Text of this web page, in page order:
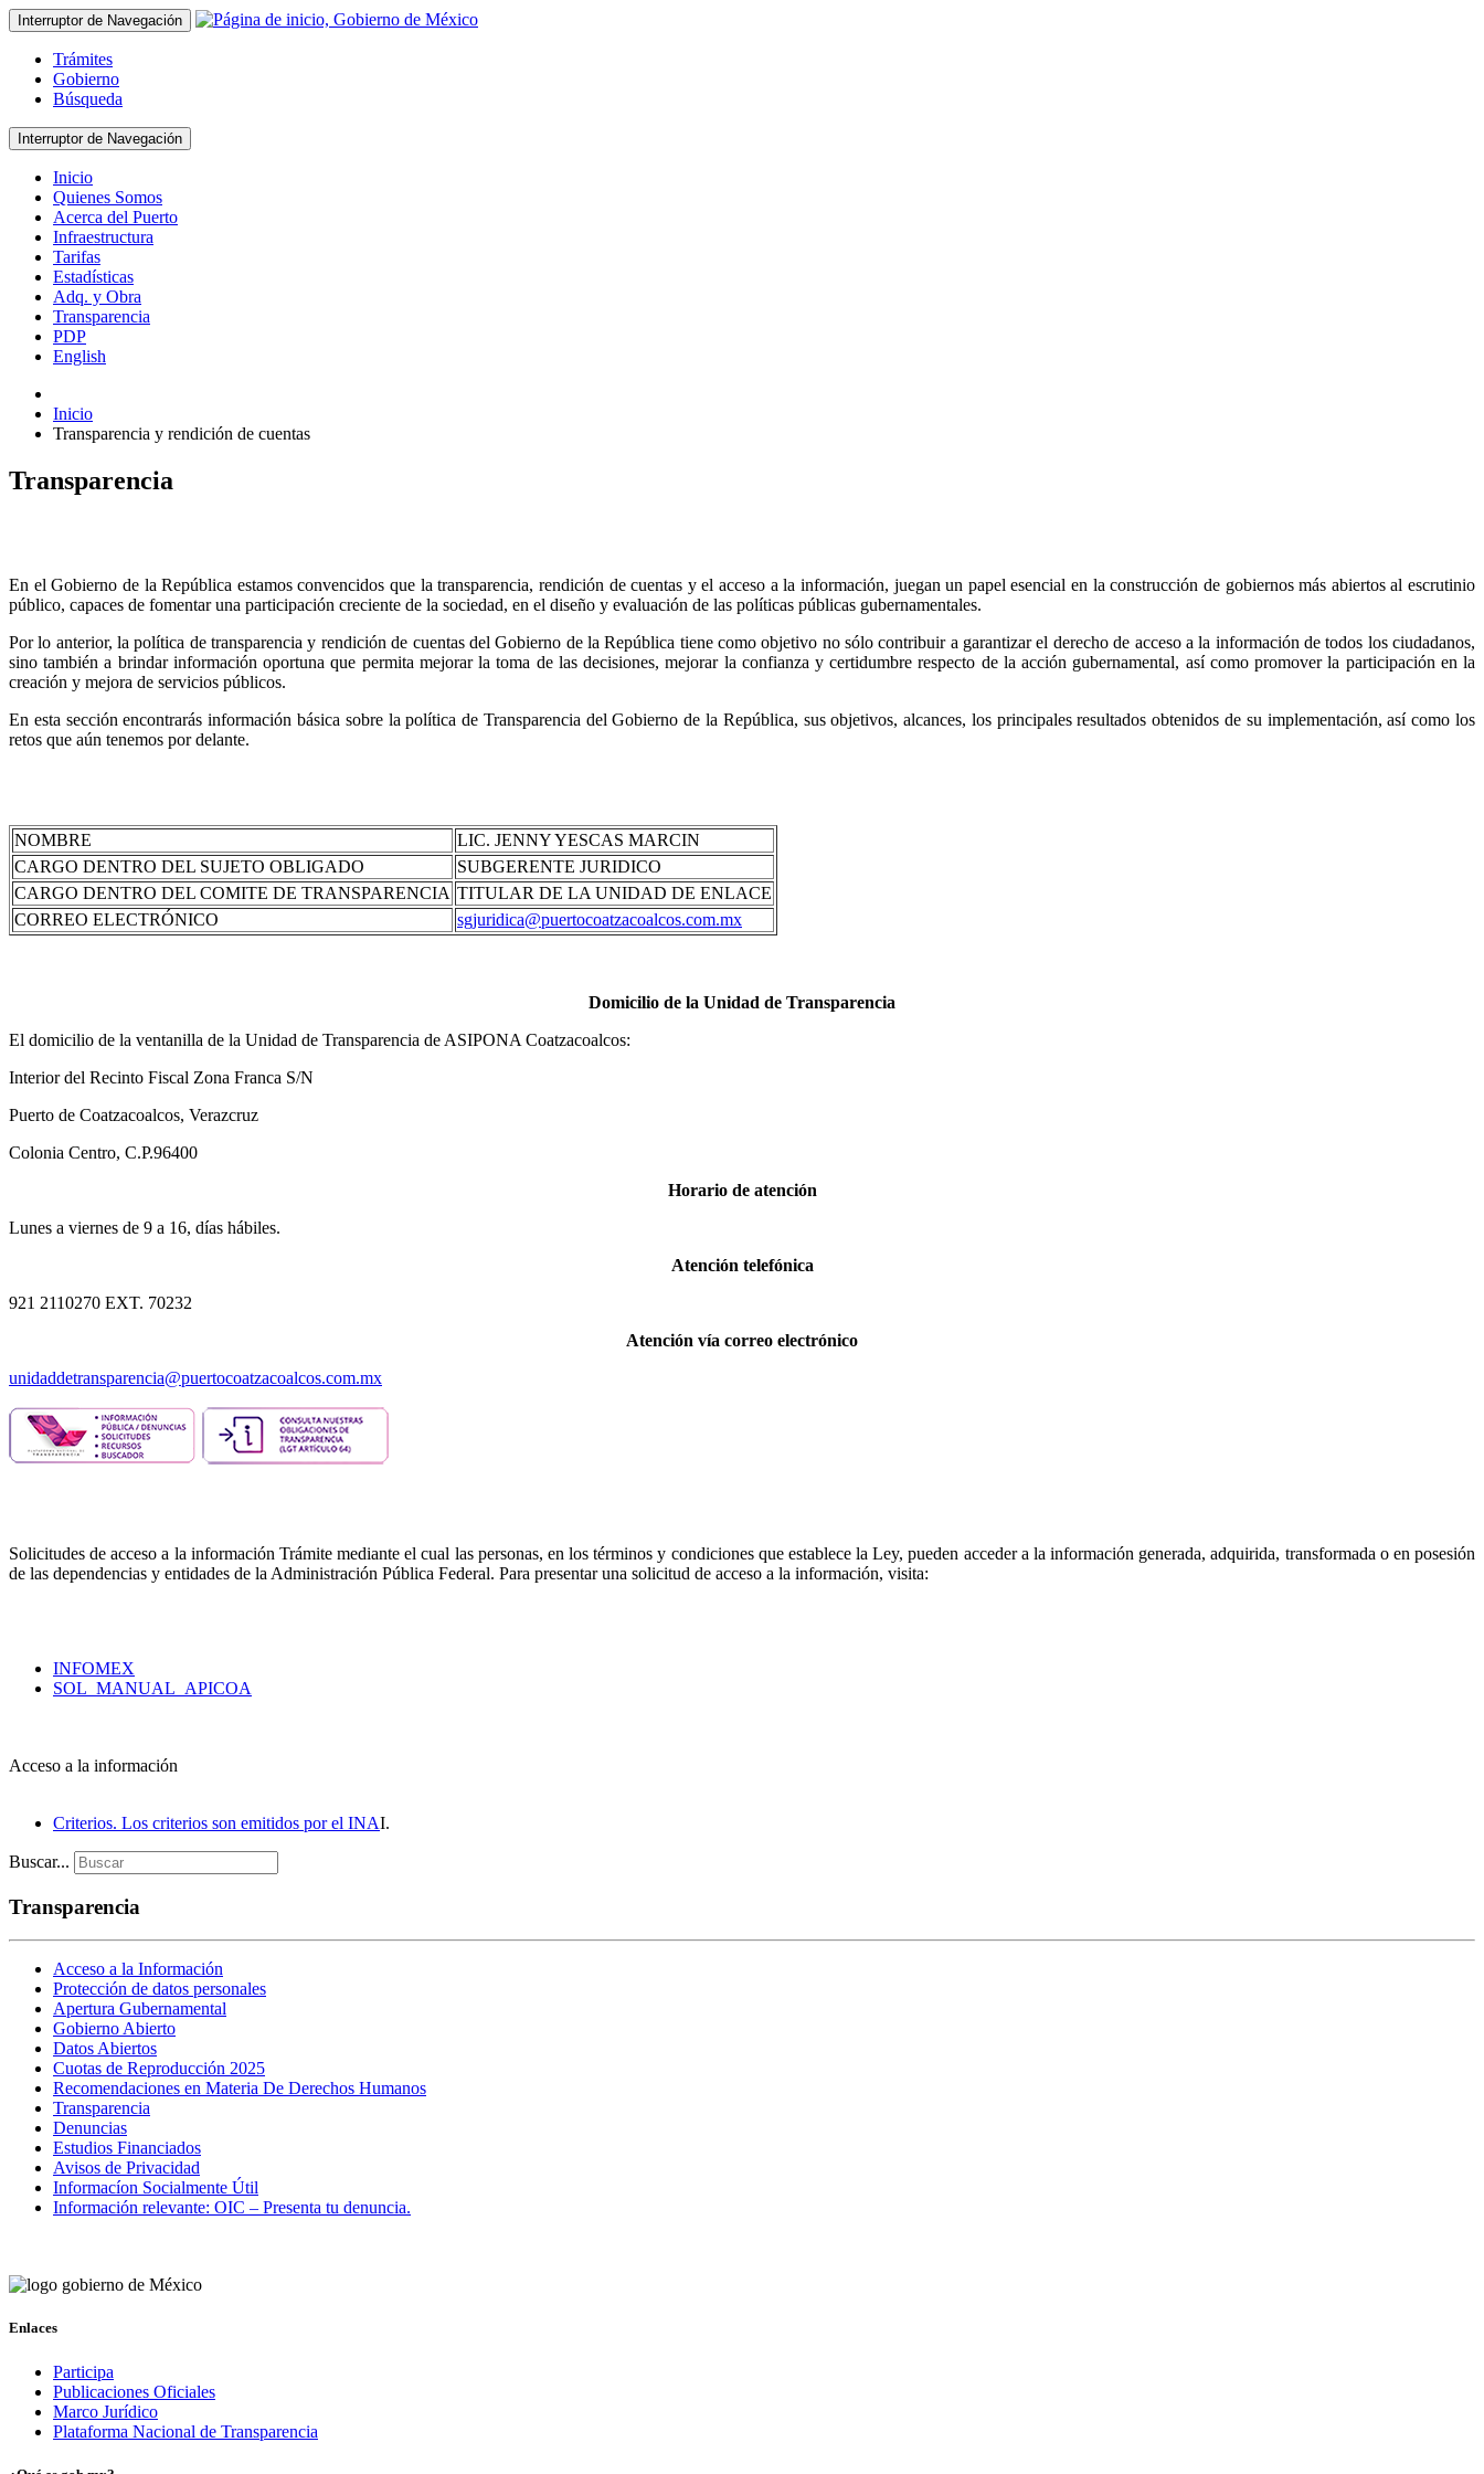
Interruptor de Navegación
Trámites
Gobierno
Búsqueda
Interruptor de Navegación
Inicio
Quienes Somos
Acerca del Puerto
Infraestructura
Tarifas
Estadísticas
Adq. y Obra
Transparencia
PDP
English
Inicio
Transparencia y rendición de cuentas
Transparencia
En el Gobierno de la República estamos convencidos que la transparencia, rendición de cuentas y el acceso a la información, juegan un papel esencial en la construcción de gobiernos más abiertos al escrutinio
público, capaces de fomentar una participación creciente de la sociedad, en el diseño y evaluación de las políticas públicas gubernamentales.
Por lo anterior, la política de transparencia y rendición de cuentas del Gobierno de la República tiene como objetivo no sólo contribuir a garantizar el derecho de acceso a la información de todos los ciudadanos,
sino también a brindar información oportuna que permita mejorar la toma de las decisiones, mejorar la confianza y certidumbre respecto de la acción gubernamental, así como promover la participación en la
creación y mejora de servicios públicos.
En esta sección encontrarás información básica sobre la política de Transparencia del Gobierno de la República, sus objetivos, alcances, los principales resultados obtenidos de su implementación, así como los
retos que aún tenemos por delante.
NOMBRE
LIC. JENNY YESCAS MARCIN
CARGO DENTRO DEL SUJETO OBLIGADO
SUBGERENTE JURIDICO
CARGO DENTRO DEL COMITE DE TRANSPARENCIA TITULAR DE LA UNIDAD DE ENLACE
CORREO ELECTRÓNICO
sgjuridica@puertocoatzacoalcos.com.mx
Domicilio de la Unidad de Transparencia
El domicilio de la ventanilla de la Unidad de Transparencia de ASIPONA Coatzacoalcos:
Interior del Recinto Fiscal Zona Franca S/N
Puerto de Coatzacoalcos, Verazcruz
Colonia Centro, C.P.96400
Horario de atención
Lunes a viernes de 9 a 16, días hábiles.
Atención telefónica
921 2110270 EXT. 70232
Atención vía correo electrónico
unidaddetransparencia@puertocoatzacoalcos.com.mx
Solicitudes de acceso a la información Trámite mediante el cual las personas, en los términos y condiciones que establece la Ley, pueden acceder a la información generada, adquirida, transformada o en posesión
de las dependencias y entidades de la Administración Pública Federal. Para presentar una solicitud de acceso a la información, visita:
INFOMEX
SOL_MANUAL_APICOA
Acceso a la información
Criterios. Los criterios son emitidos por el INAI.
Buscar...
Transparencia
Acceso a la Información
Protección de datos personales
Apertura Gubernamental
Gobierno Abierto
Datos Abiertos
Cuotas de Reproducción 2025
Recomendaciones en Materia De Derechos Humanos
Transparencia
Denuncias
Estudios Financiados
Avisos de Privacidad
Informacíon Socialmente Útil
Información relevante: OIC – Presenta tu denuncia.
Enlaces
Participa
Publicaciones Oficiales
Marco Jurídico
Plataforma Nacional de Transparencia